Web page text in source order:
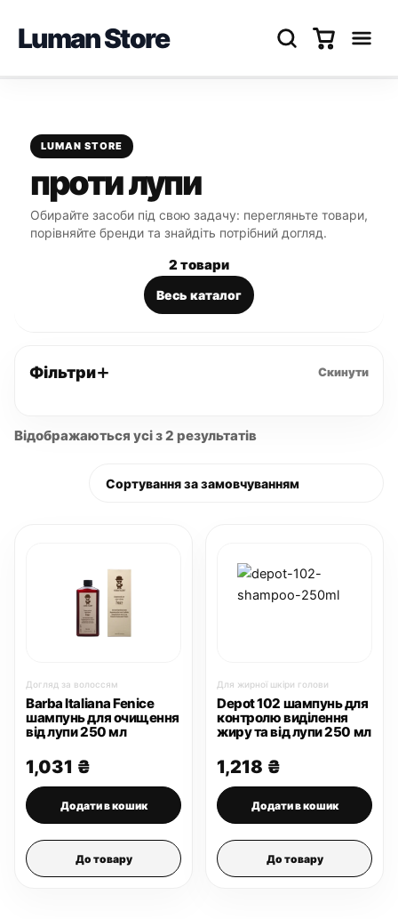
Luman Store
LUMAN STORE
проти лупи
Обирайте засоби під свою задачу: перегляньте товари,
порівняйте бренди та знайдіть потрібний догляд.
2 товари
Весь каталог
Фільтри Скинути
Відображаються усі з 2 результатів
Догляд за волоссям
Barba Italiana Fenice
шампунь для очищення
від лупи 250 мл
1,031 ₴
Додати в кошик
До товару
Для жирної шкіри голови
Depot 102 шампунь для
контролю виділення
жиру та від лупи 250 мл
1,218 ₴
Додати в кошик
До товару